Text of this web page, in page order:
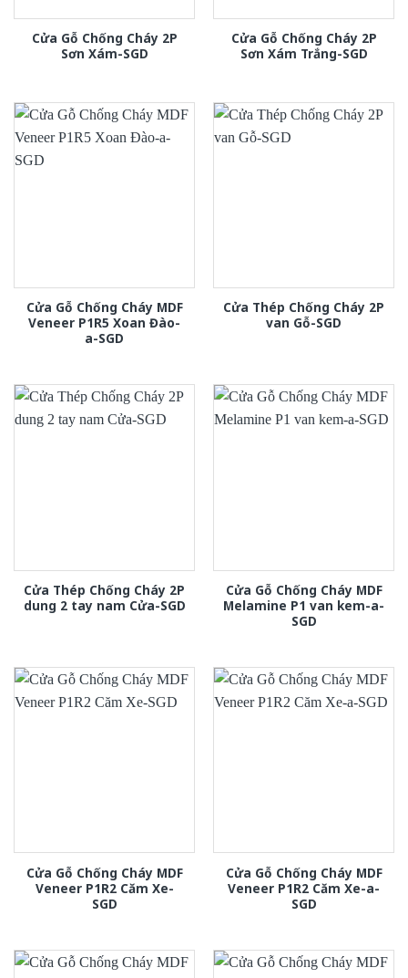
Cửa Gỗ Chống Cháy 2P
Sơn Xám-SGD
Cửa Gỗ Chống Cháy 2P
Sơn Xám Trắng-SGD
Cửa Gỗ Chống Cháy MDF
Veneer P1R5 Xoan Đào-
a-SGD
Cửa Thép Chống Cháy 2P
van Gỗ-SGD
Cửa Thép Chống Cháy 2P
dung 2 tay nam Cửa-SGD
Cửa Gỗ Chống Cháy MDF
Melamine P1 van kem-a-
SGD
Cửa Gỗ Chống Cháy MDF
Veneer P1R2 Căm Xe-
SGD
Cửa Gỗ Chống Cháy MDF
Veneer P1R2 Căm Xe-a-
SGD